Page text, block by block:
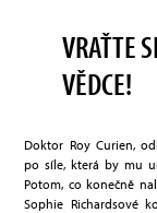
VRAŤTE
VĚDCE!
Doktor Roy Curien,
po síle, která by mu
Potom, co konečně
Sophie Richardsové